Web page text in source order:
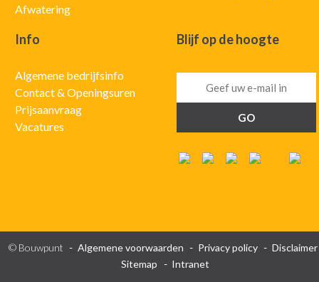
Afwatering
Info
Algemene bedrijfsinfo
Contact & Openingsuren
Prijsaanvraag
Vacatures
Blijf op de hoogte
© Bouwpunt Algemene voorwaarden Privacy policy
Disclaimer
Sitemap
Intranet